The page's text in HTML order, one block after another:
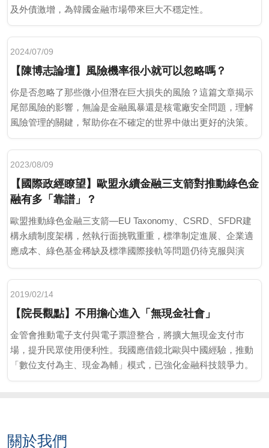
及外債激增，為韓國金融市場帶來巨大不穩定性。
2024/07/09
【陳博志論壇】風險機率很小就可以忽略嗎？
你是否忽略了那些微小但潛在巨大損失的風險？這篇文章揭示
尾部風險的影響，無論是金融風暴還是核電廠安全問題，理解
風險管理的關鍵，幫助你在不確定的世界中做出更好的決策。
2023/08/09
【國際政經瞭望】歐盟永續金融三支箭對推動綠色金
融有多「靠譜」？
歐盟推動綠色金融三支箭—EU Taxonomy、CSRD、SFDR建
構永續制度架構，然執行面挑戰重重，標準制定進展、企業適
應成本、綠色基金稀缺及標準國際接軌等問題仍待克服與演
化。
2019/02/14
【院長觀點】不用擔心進入「無現金社會」
金管會推動電子支付與電子票證整合，將擴大無現金支付市
場，提升民眾使用便利性。我國應借鏡北歐與中國經驗，推動
「數位支付為主、現金為輔」模式，已強化金融科技競爭力。
關於我們